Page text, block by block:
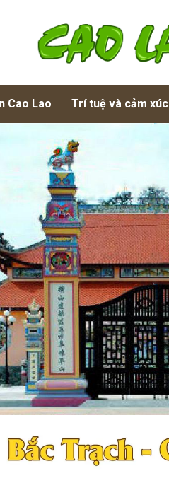
Cao Lao Trí tuệ và cảm xúc